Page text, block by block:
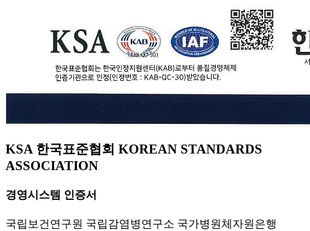
KSA 한국표준협회 KOREAN STANDARDS
ASSOCIATION
경영시스템 인증서
국립보건연구원 국립감염병연구소 국가병원체자원은행